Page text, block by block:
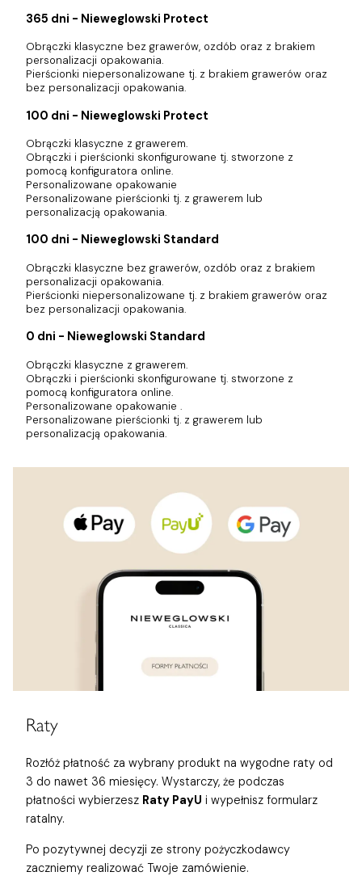
365 dni - Nieweglowski Protect
Obrączki klasyczne bez grawerów, ozdób oraz z brakiem
personalizacji opakowania.
Pierścionki niepersonalizowane tj. z brakiem grawerów oraz
bez personalizacji opakowania.
100 dni - Nieweglowski Protect
Obrączki klasyczne z grawerem.
Obrączki i pierścionki skonfigurowane tj. stworzone z
pomocą konfiguratora online.
Personalizowane opakowanie
Personalizowane pierścionki tj. z grawerem lub
personalizacją opakowania.
100 dni - Nieweglowski Standard
Obrączki klasyczne bez grawerów, ozdób oraz z brakiem
personalizacji opakowania.
Pierścionki niepersonalizowane tj. z brakiem grawerów oraz
bez personalizacji opakowania.
0 dni - Nieweglowski Standard
Obrączki klasyczne z grawerem.
Obrączki i pierścionki skonfigurowane tj. stworzone z
pomocą konfiguratora online.
Personalizowane opakowanie .
Personalizowane pierścionki tj. z grawerem lub
personalizacją opakowania.
Raty
Rozłóż płatność za wybrany produkt na wygodne raty od
3 do nawet 36 miesięcy. Wystarczy, że podczas
płatności wybierzesz Raty PayU i wypełnisz formularz
ratalny.
Po pozytywnej decyzji ze strony pożyczkodawcy
zaczniemy realizować Twoje zamówienie.